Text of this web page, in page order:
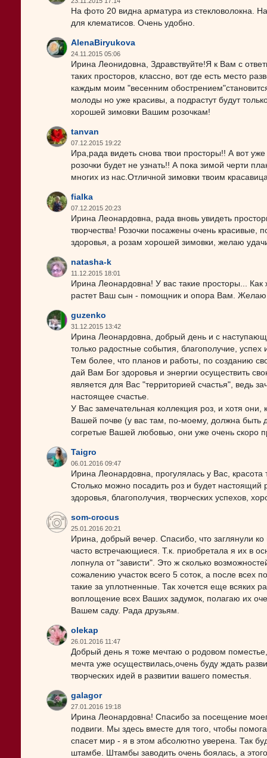
На фото 20 видна арматура из стекловолокна.
для клематисов. Очень удобно.
AlenaBiryukova
24.11.2015 05:06
Ирина Леонидовна, Здравствуйте!Я к Вам с
таких просторов, классно, вот где есть место
каждым моим "весенним
молоды но уже красивы, а подрастут будут
хорошей зимовки Вашим розочкам!
tanvan
07.12.2015 19:22
Ира,рада видеть снова твои просторы!! А вот
розочки будет не узнать!! А пока зимой черти
многих из нас.Отличной зимовки твоим
fialka
07.12.2015 20:23
Ирина Леонардовна, рада вновь увидеть
творчества! Розочки посажены очень красивые,
здоровья, а розам хорошей зимовки, желаю
natasha-k
11.12.2015 18:01
Ирина Леонардовна! У вас такие просторы...
растет Ваш сын - помощник и опора Вам.
guzenko
31.12.2015 13:42
Ирина Леонардовна, добрый день и с
только радостные события, благополучие,
Тем более, что планов и работы, по созданию
дай Вам Бог здоровья и энергии осуществить
является для Вас "территорией счастья", ведь
настоящее счастье.
У Вас замечательная коллекция роз, и хотя
Вашей почве (у вас там, по-моему, должна быть
согретые Вашей любовью, они уже очень скоро
Taigro
06.01.2016 09:47
Ирина Леонардовна, прогулялась у Вас, красота
Столько можно посадить роз и будет
здоровья, благополучия, творческих успехов,
som-crocus
25.01.2016 20:21
Ирина, добрый вечер. Спасибо, что заглянули
часто встречающиеся. Т.к. приобретала я их в
лопнула от "зависти". Это ж сколько
сожалению участок всего 5 соток, а после всех
такие за уплотненные. Так хочется еще всяких
воплощение всех Ваших задумок, полагаю их
Вашем саду. Рада друзьям.
olekap
26.01.2016 11:47
Добрый день я тоже мечтаю о родовом
мечта уже осуществилась,очень буду ждать
творческих идей в развитии вашего поместья.
galagor
27.01.2016 19:18
Ирина Леонардовна! Спасибо за посещение
подвиги. Мы здесь вместе для того, чтобы
спасет мир - я в этом абсолютно уверена. Так
штамбе. Штамбы заводить очень боялась, а